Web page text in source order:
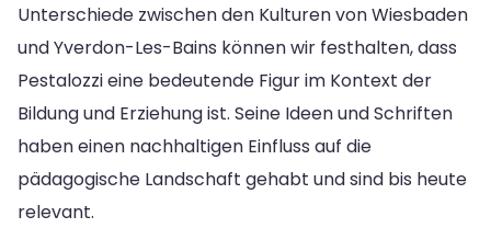
Unterschiede zwischen den Kulturen von Wiesbaden
und Yverdon-Les-Bains können wir festhalten, dass
Pestalozzi eine bedeutende Figur im Kontext der
Bildung und Erziehung ist. Seine Ideen und Schriften
haben einen nachhaltigen Einfluss auf die
pädagogische Landschaft gehabt und sind bis heute
relevant.